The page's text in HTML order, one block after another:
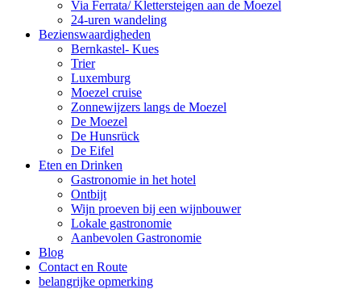
Via Ferrata/ Klettersteigen aan de Moezel
24-uren wandeling
Bezienswaardigheden
Bernkastel- Kues
Trier
Luxemburg
Moezel cruise
Zonnewijzers langs de Moezel
De Moezel
De Hunsrück
De Eifel
Eten en Drinken
Gastronomie in het hotel
Ontbijt
Wijn proeven bij een wijnbouwer
Lokale gastronomie
Aanbevolen Gastronomie
Blog
Contact en Route
belangrijke opmerking